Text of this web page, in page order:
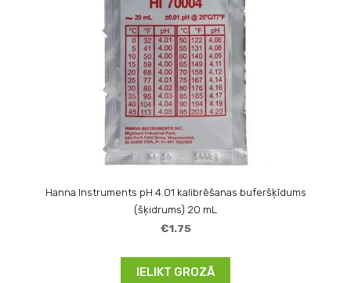
Hanna Instruments pH 4.01 kalibrēšanas buferšķīdums
(šķidrums) 20 mL
€1.75
IELIKT GROZĀ